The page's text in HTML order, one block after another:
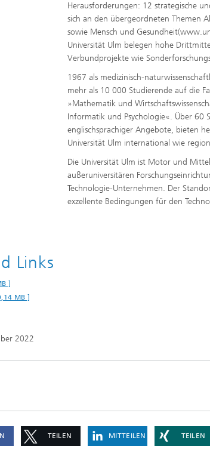
Herausforderungen: 12 strategische
sich an den übergeordneten Themen
sowie Mensch und
Universität Ulm belegen hohe
Verbundprojekte wie
1967 als medizinisch-
mehr als 10 000 Studierende auf die
»Mathematik und
Informatik und Psychologie«. Über 60
englischsprachiger Angebote, bieten
Universität Ulm international wie
Die Universität Ulm ist Motor und
außeruniversitären
Technologie-Unternehmen. Der
exzellente Bedingungen für den
Links
]
MB ]
2022
TEILEN MITTEILEN TEILEN